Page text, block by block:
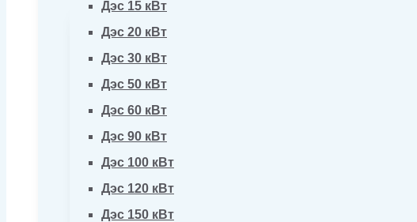
Дэс 15 кВт
Дэс 20 кВт
Дэс 30 кВт
Дэс 50 кВт
Дэс 60 кВт
Дэс 90 кВт
Дэс 100 кВт
Дэс 120 кВт
Дэс 150 кВт